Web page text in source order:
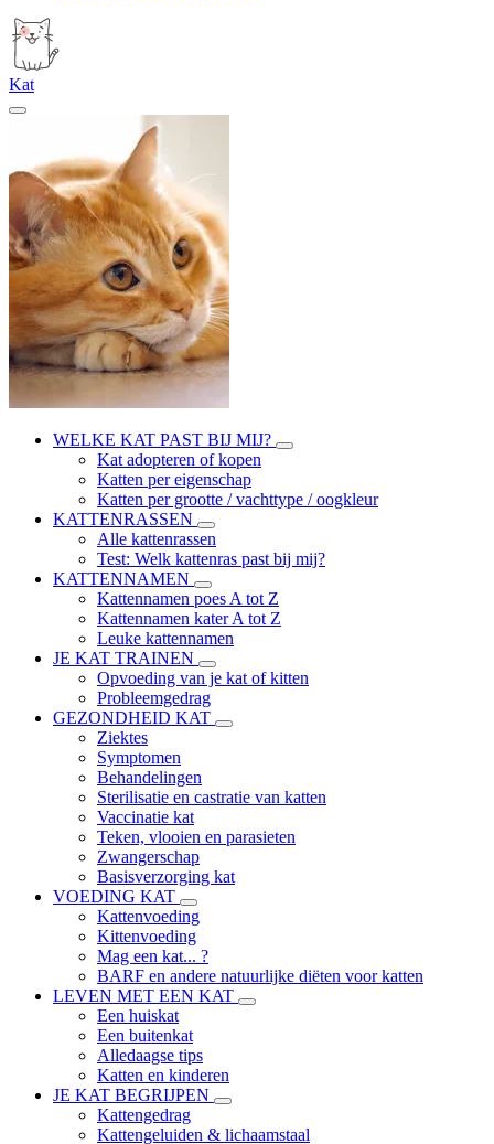
Kat
WELKE KAT PAST BIJ MIJ?
Kat adopteren of kopen
Katten per eigenschap
Katten per grootte / vachttype / oogkleur
KATTENRASSEN
Alle kattenrassen
Test: Welk kattenras past bij mij?
KATTENNAMEN
Kattennamen poes A tot Z
Kattennamen kater A tot Z
Leuke kattennamen
JE KAT TRAINEN
Opvoeding van je kat of kitten
Probleemgedrag
GEZONDHEID KAT
Ziektes
Symptomen
Behandelingen
Sterilisatie en castratie van katten
Vaccinatie kat
Teken, vlooien en parasieten
Zwangerschap
Basisverzorging kat
VOEDING KAT
Kattenvoeding
Kittenvoeding
Mag een kat... ?
BARF en andere natuurlijke diëten voor katten
LEVEN MET EEN KAT
Een huiskat
Een buitenkat
Alledaagse tips
Katten en kinderen
JE KAT BEGRIJPEN
Kattengedrag
Kattengeluiden & lichaamstaal